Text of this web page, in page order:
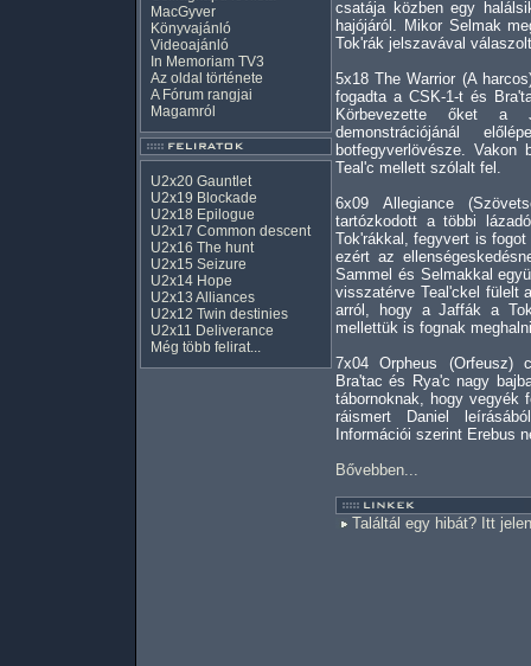
MacGyver
Könyvajánló
Videoajánló
In Memoriam TV3
Az oldal története
A Fórum rangjai
Magamról
U2x20 Gauntlet
U2x19 Blockade
U2x18 Epilogue
U2x17 Common descent
U2x16 The hunt
U2x15 Seizure
U2x14 Hope
U2x13 Alliances
U2x12 Twin destinies
U2x11 Deliverance
Még több felirat...
csatája közben egy
hajójáról. Mikor Selmak
Tok'rák jelszavával
5x18 The Warrior (A
fogadta a CSK-1-t és
Körbevezette őket a
demonstrációjánál
botfegyverlövésze.
Teal'c mellett szólalt fel.
6x09 Allegiance
tartózkodott a többi
Tok'rákkal, fegyvert is
ezért az
Sammel és Selmakkal
visszatérve Teal'ckel fülelt
arról, hogy a Jaffák a
mellettük is fognak
7x04 Orpheus (Orfeusz)
Bra'tac és Rya'c nagy
tábornoknak, hogy vegyék
ráismert Daniel
Információi szerint Erebus
Bővebben...
Találtál egy hibát? Itt